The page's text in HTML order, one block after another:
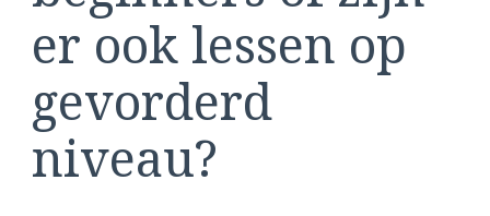
er ook lessen op
gevorderd
niveau?